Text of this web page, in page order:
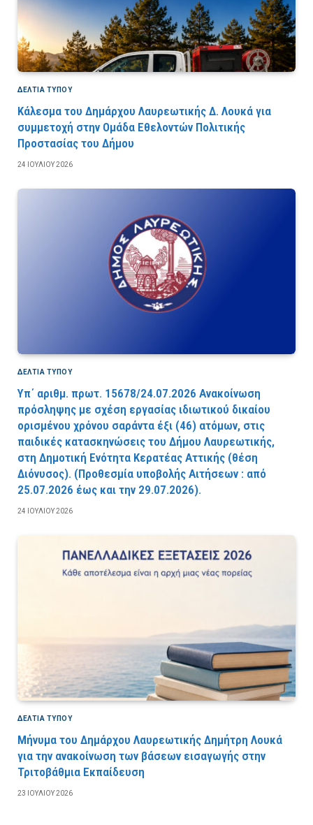
ΔΕΛΤΙΑ ΤΥΠΟΥ
Κάλεσμα του Δημάρχου Λαυρεωτικής Δ. Λουκά για
συμμετοχή στην Ομάδα Εθελοντών Πολιτικής
Προστασίας του Δήμου
24 ΙΟΥΛΊΟΥ 2026
ΔΕΛΤΙΑ ΤΥΠΟΥ
Υπ΄ αριθμ. πρωτ. 15678/24.07.2026 Ανακοίνωση
πρόσληψης με σχέση εργασίας ιδιωτικού δικαίου
ορισμένου χρόνου σαράντα έξι (46) ατόμων, στις
παιδικές κατασκηνώσεις του Δήμου Λαυρεωτικής,
στη Δημοτική Ενότητα Κερατέας Αττικής (θέση
Διόνυσος). (Προθεσμία υποβολής Αιτήσεων : από
25.07.2026 έως και την 29.07.2026).
24 ΙΟΥΛΊΟΥ 2026
ΔΕΛΤΙΑ ΤΥΠΟΥ
Μήνυμα του Δημάρχου Λαυρεωτικής Δημήτρη Λουκά
για την ανακοίνωση των βάσεων εισαγωγής στην
Τριτοβάθμια Εκπαίδευση
23 ΙΟΥΛΊΟΥ 2026